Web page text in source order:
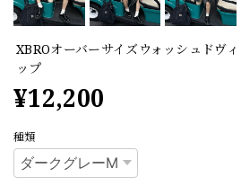
XBROオーバーサイズウォッシュドヴ
ップ
¥12,200
種類